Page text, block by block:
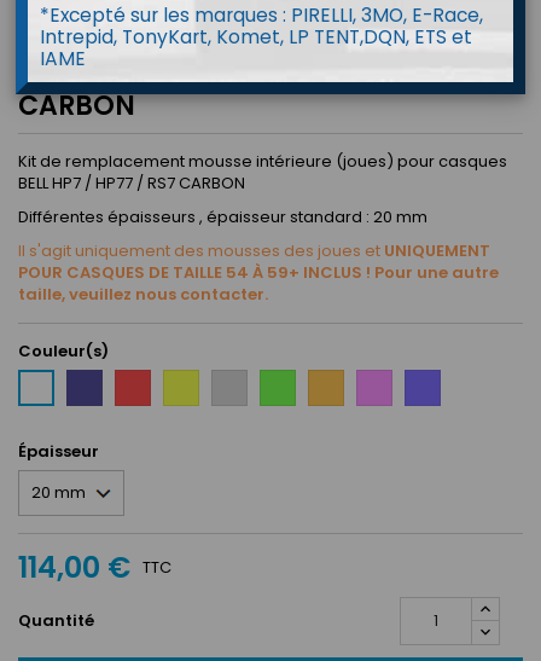
Kit mousse int. BELL HP7/HP77/RS7
CARBON
Kit de remplacement mousse intérieure (joues) pour casques
BELL HP7 / HP77 / RS7 CARBON
Différentes épaisseurs , épaisseur standard : 20 mm
Il s'agit uniquement des mousses des joues et UNIQUEMENT
POUR CASQUES DE TAILLE 54 À 59+ INCLUS ! Pour une autre
taille, veuillez nous contacter.
Couleur(s)
fluo
Épaisseur
114,00 € TTC
Quantité
*Excepté sur les marques : PIRELLI, 3MO, E-Race,
Intrepid, TonyKart, Komet, LP TENT,DQN, ETS et
IAME